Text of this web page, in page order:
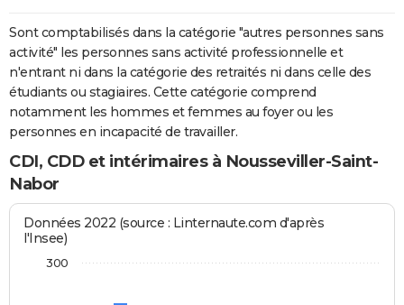
Sont comptabilisés dans la catégorie "autres personnes sans
activité" les personnes sans activité professionnelle et
n'entrant ni dans la catégorie des retraités ni dans celle des
étudiants ou stagiaires. Cette catégorie comprend
notamment les hommes et femmes au foyer ou les
personnes en incapacité de travailler.
CDI, CDD et intérimaires à Nousseviller-Saint-
Nabor
Données 2022 (source : Linternaute.com d'après
l'Insee)
300